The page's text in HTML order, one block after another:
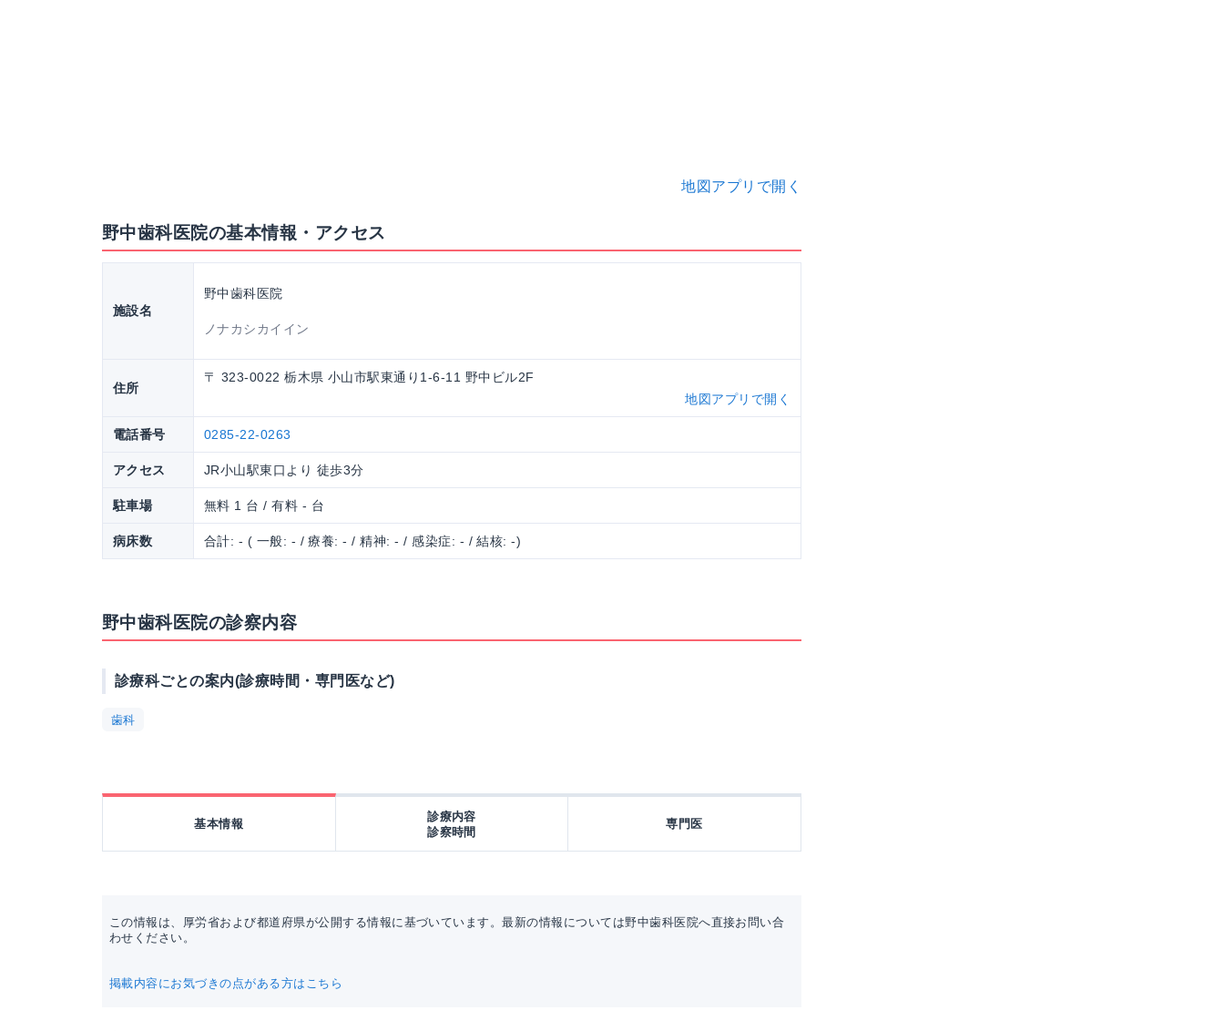
地図アプリで開く
野中歯科医院の基本情報・アクセス
施設名
野中歯科医院
ノナカシカイイン
住所
〒 323-0022 栃木県 小山市駅東通り1-6-11 野中ビル2F
地図アプリで開く
電話番号 0285-22-0263
アクセス JR小山駅東口より 徒歩3分
駐車場 無料 1 台 / 有料 - 台
病床数 合計: - ( 一般: - / 療養: - / 精神: - / 感染症: - / 結核: -)
野中歯科医院の診察内容
診療科ごとの案内(診療時間・専門医など)
歯科
基本情報
診療内容
診察時間
専門医
この情報は、厚労省および都道府県が公開する情報に基づいています。最新の情報については野中歯科医院へ直接お問い合
わせください。
掲載内容にお気づきの点がある方はこちら